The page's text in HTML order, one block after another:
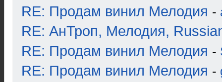
RE: Продам винил Мелодия -
RE: АнТроп, Мелодия,
RE: Продам винил Мелодия -
RE: Продам винил Мелодия -